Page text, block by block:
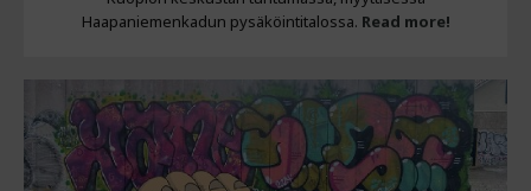
Haapaniemenkadun pysäköintitalossa. Read more!